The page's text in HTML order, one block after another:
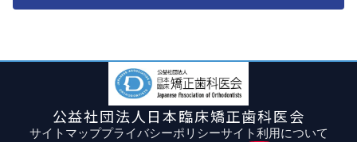
公益社団法人日本臨床矯正歯科医会
サイトマッププライバシーポリシーサイト利用について